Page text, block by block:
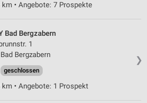
km • Angebote: 7 Prospekte
❯
Bad Bergzabern
1
Bergzabern
geschlossen
km • Angebote: 1 Prospekt